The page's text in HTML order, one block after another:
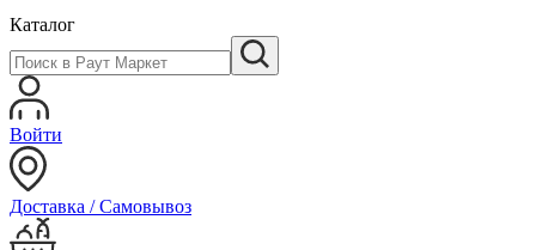
Каталог
Войти
Доставка / Самовывоз